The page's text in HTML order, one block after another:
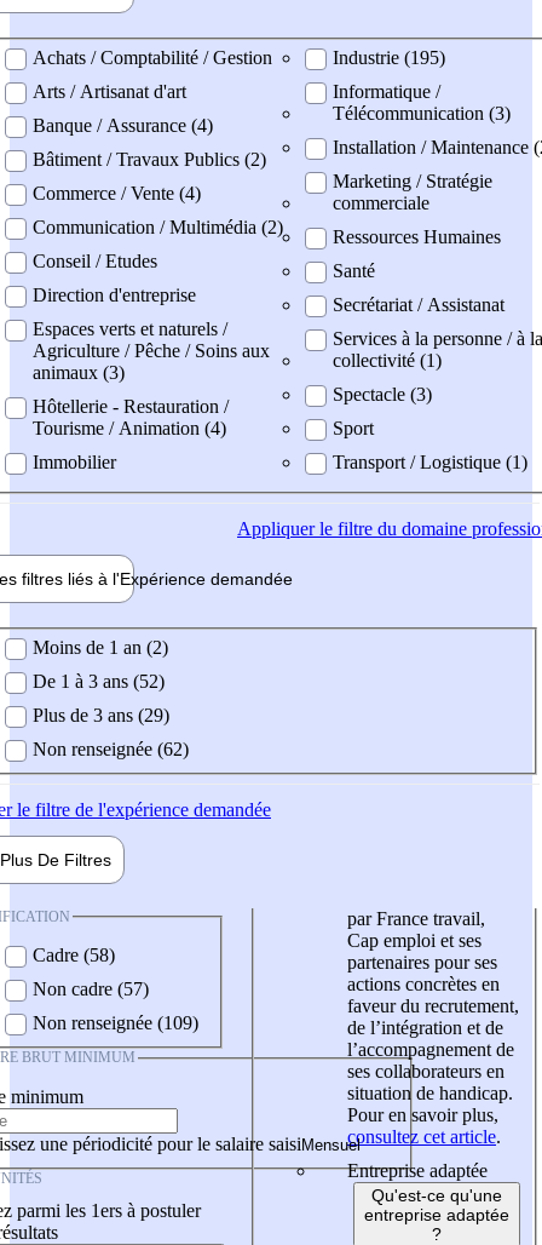
professionel
Achats / Comptabilité / Gestion
Arts / Artisanat d'art
Banque / Assurance (4)
Bâtiment / Travaux Publics (2)
Commerce / Vente (4)
Communication / Multimédia (2)
Conseil / Etudes
Direction d'entreprise
Espaces verts et naturels /
Agriculture / Pêche / Soins aux
animaux (3)
Hôtellerie - Restauration /
Tourisme / Animation (4)
Immobilier
Industrie (195)
Informatique /
Télécommunication (3)
Installation / Maintenance
Marketing / Stratégie
commerciale
Ressources Humaines
Santé
Secrétariat / Assistanat
Services à la personne / à la
collectivité (1)
Spectacle (3)
Sport
Transport / Logistique (1)
Appliquerle filtre du domaine
filtres liés à l'Expérience demandée
demandée
Moins de 1 an (2)
De 1 à 3 ans (52)
Plus de 3 ans (29)
Non renseignée (62)
le filtre de l'expérience demandée
Plus De Filtres
Cadre (58)
Non cadre (57)
Non renseignée (109)
BRUT MINIMUM
minimum
une périodicité pour le salaire saisi
parmi les 1ers à postuler
par France travail,
Cap emploi et ses
partenaires pour ses
actions concrètes en
faveur du recrutement,
de l’intégration et de
l’accompagnement de
ses collaborateurs en
situation de handicap.
Pour en savoir plus,
consultez cet article.
Entreprise adaptée
Qu'est-ce qu'une
entreprise adaptée
?